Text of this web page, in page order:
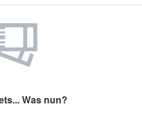
Was nun?